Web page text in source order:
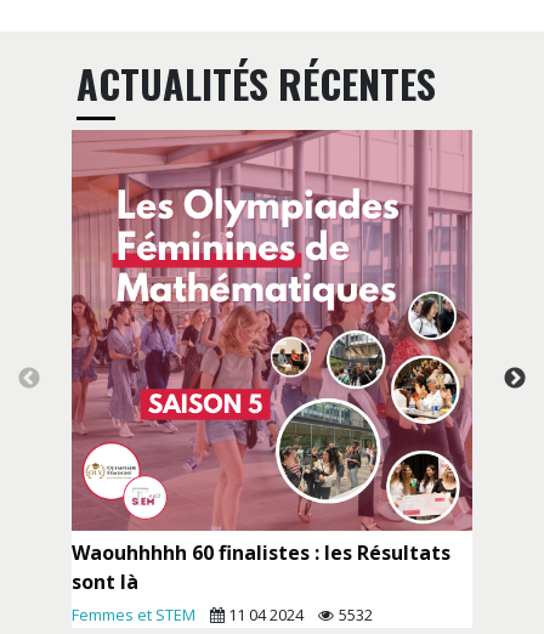
ACTUALITÉS RÉCENTES
Waouhhhhh 60 finalistes : les Résultats
sont là
Femmes et STEM 11 042024 5532